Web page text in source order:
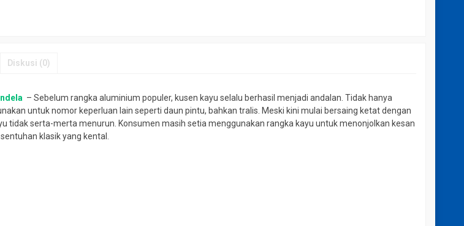
Diskusi (0)
– Sebelum rangka aluminium populer, kusen kayu selalu berhasil menjadi andalan.Tidak hanya
untuk nomor keperluan lain seperti daun pintu, bahkan tralis. Meski kini mulai bersaing ketat dengan
tidak serta-merta menurun. Konsumen masih setia menggunakan rangka kayu untuk menonjolkan kesan
klasik yang kental.